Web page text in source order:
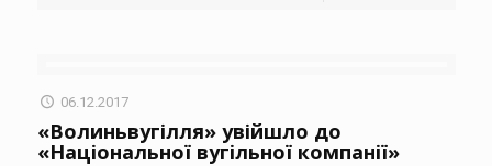
06.12.2017
«Волиньвугілля» увійшло до
«Національної вугільної компанії»